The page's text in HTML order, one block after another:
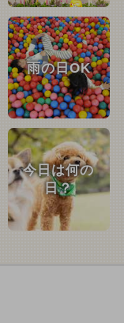
雨の日OK
今日は何の
日？